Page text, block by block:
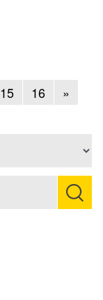
15 16 »